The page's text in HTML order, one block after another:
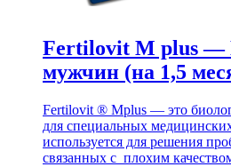
Fertilovit M plus —
мужчин (на 1,5
Fertilovit ® Mplus — это
для специальных
используется для решения
связанных с плохим